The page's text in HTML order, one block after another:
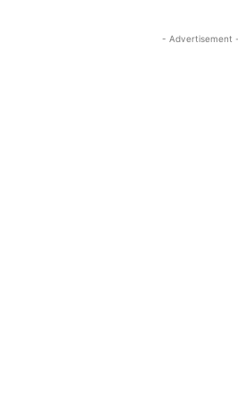
- Advertisement -